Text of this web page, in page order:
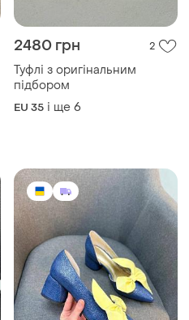
2480 грн 2
Туфлі з оригінальним
підбором
EU 35 і ще 6